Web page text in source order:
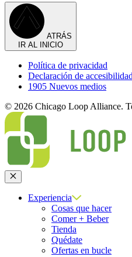
ATRÁS
IR AL INICIO
Política de privacidad
Declaración de accesibilidad
1905 Nuevos medios
© 2026 Chicago Loop Alliance.
Cerrar
Experiencia
Cosas que hacer
Comer + Beber
Tienda
Quédate
Ofertas en bucle